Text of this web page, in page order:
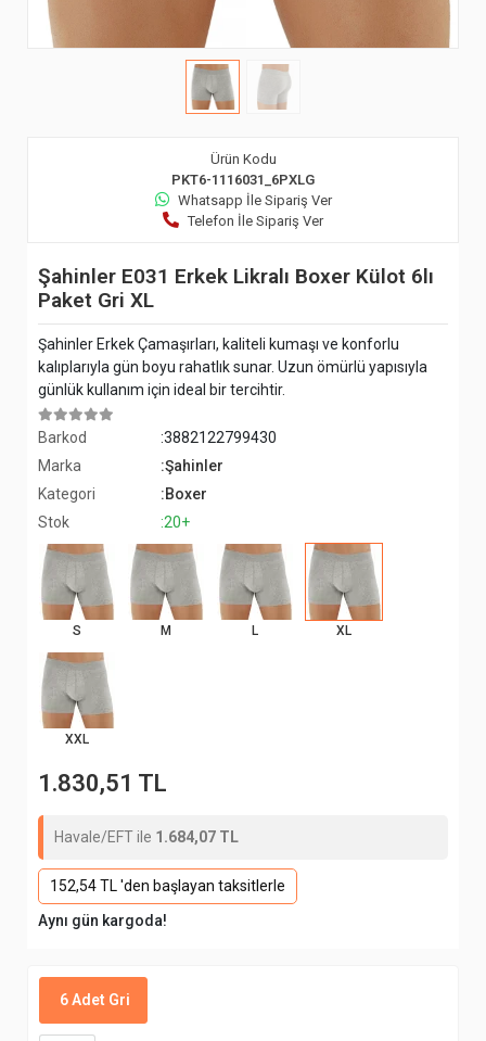
Ürün Kodu
PKT6-1116031_6PXLG
Whatsapp İle Sipariş Ver
Telefon İle Sipariş Ver
Şahinler E031 Erkek Likralı Boxer Külot 6lı
Paket Gri XL
Şahinler Erkek Çamaşırları, kaliteli kumaşı ve konforlu
kalıplarıyla gün boyu rahatlık sunar. Uzun ömürlü yapısıyla
günlük kullanım için ideal bir tercihtir.
Barkod
:3882122799430
Marka
:Şahinler
Kategori
:Boxer
Stok
:20+
S M L XL
XXL
1.830,51 TL
Havale/EFT ile 1.684,07 TL
152,54 TL 'den başlayan taksitlerle
Aynı gün kargoda!
6 Adet Gri